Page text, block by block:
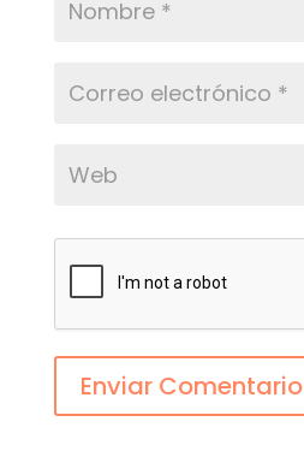
Enviar Comentario